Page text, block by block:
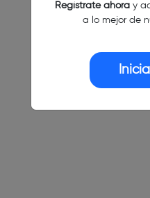
Regístrate ahoray
a lo mejor de